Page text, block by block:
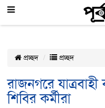
প্রচ্ছদ প্রচ্ছদ
রাজনগরে
শিবির কর্মীরা